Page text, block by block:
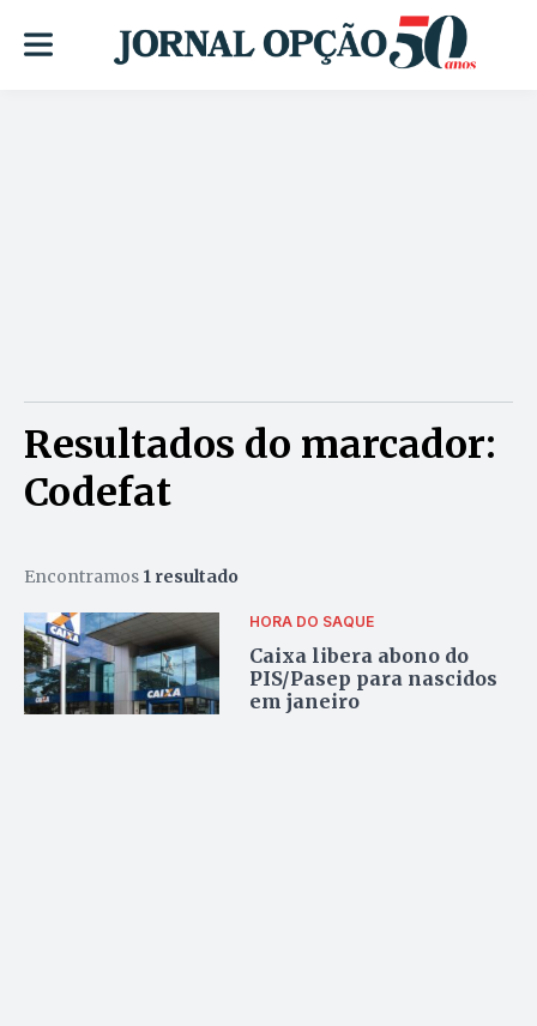
Resultados do marcador:
Codefat
Encontramos 1 resultado
HORA DO SAQUE
Caixa libera abono do
PIS/Pasep para nascidos
em janeiro